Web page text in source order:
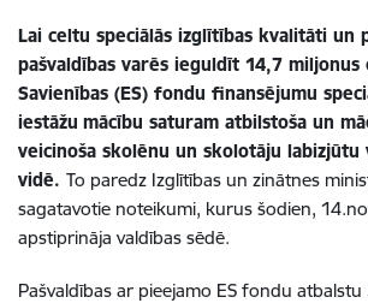
Lai celtu speciālās izglītības kvalitāti un
pašvaldības varēs ieguldīt 14,7 miljonus
Savienības (ES) fondu finansējumu
iestāžu mācību saturam atbilstoša un
veicinoša skolēnu un skolotāju labizjūtu
vidē. To paredz Izglītības un zinātnes
sagatavotie noteikumi, kurus šodien,
apstiprināja valdības sēdē.
Pašvaldības ar pieejamo ES fondu atbalstu